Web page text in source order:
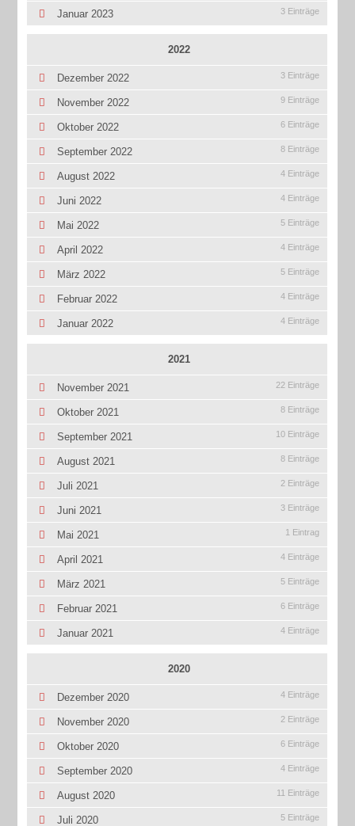
Januar 2023 3 Einträge
2022
Dezember 2022 3 Einträge
November 2022 9 Einträge
Oktober 2022 6 Einträge
September 2022 8 Einträge
August 2022 4 Einträge
Juni 2022 4 Einträge
Mai 2022 5 Einträge
April 2022 4 Einträge
März 2022 5 Einträge
Februar 2022 4 Einträge
Januar 2022 4 Einträge
2021
November 2021 22 Einträge
Oktober 2021 8 Einträge
September 2021 10 Einträge
August 2021 8 Einträge
Juli 2021 2 Einträge
Juni 2021 3 Einträge
Mai 2021 1 Eintrag
April 2021 4 Einträge
März 2021 5 Einträge
Februar 2021 6 Einträge
Januar 2021 4 Einträge
2020
Dezember 2020 4 Einträge
November 2020 2 Einträge
Oktober 2020 6 Einträge
September 2020 4 Einträge
August 2020 11 Einträge
Juli 2020 5 Einträge